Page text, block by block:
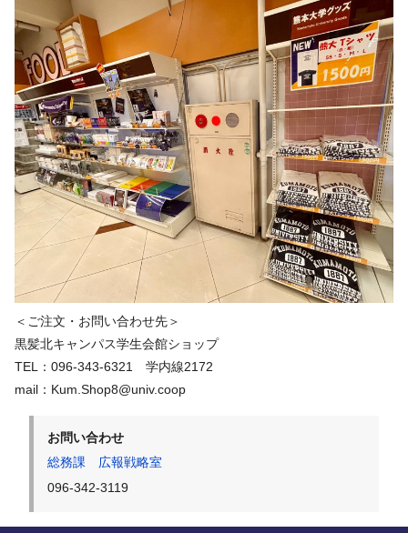
＜ご注文・お問い合わせ先＞
黒髪北キャンパス学生会館ショップ
TEL：096-343-6321 学内線2172
mail：Kum.Shop8@univ.coop
お問い合わせ
総務課 広報戦略室
096-342-3119